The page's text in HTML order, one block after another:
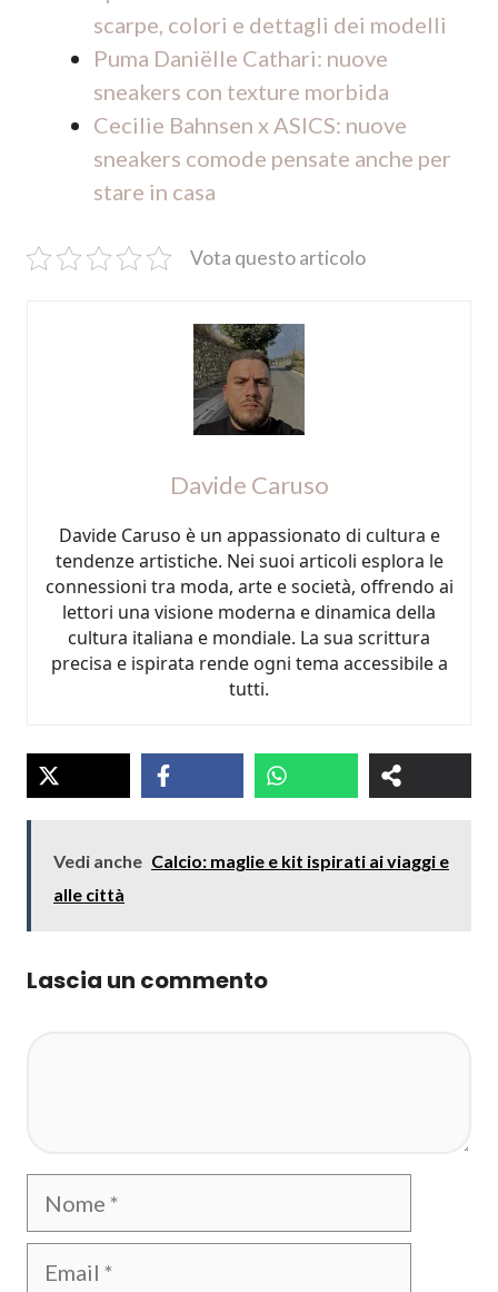
scarpe, colori e dettagli dei modelli
Puma Daniëlle Cathari: nuove
sneakers con texture morbida
Cecilie Bahnsen x ASICS: nuove
sneakers comode pensate anche per
stare in casa
Vota questo articolo
Davide Caruso
Davide Caruso è un appassionato di cultura e
tendenze artistiche. Nei suoi articoli esplora le
connessioni tra moda, arte e società, offrendo ai
lettori una visione moderna e dinamica della
cultura italiana e mondiale. La sua scrittura
precisa e ispirata rende ogni tema accessibile a
tutti.
Vedi anche Calcio: maglie e kit ispirati ai viaggi e
alle città
Lascia un commento
Nome
Email